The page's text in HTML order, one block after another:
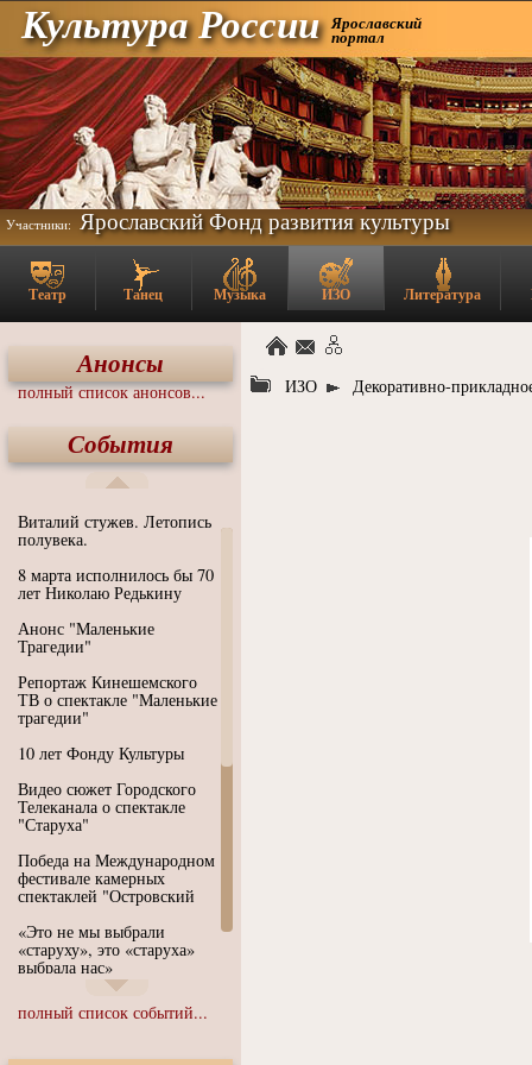
Культура России Ярославский
портал
Участники: Ярославский Фонд развития культуры
Театр Танец Музыка ИЗО Литература
Анонсы
полный список анонсов...
События
Виталий стужев. Летопись
полувека.
8 марта исполнилось бы 70
лет Николаю Редькину
Анонс "Маленькие
Трагедии"
Репортаж Кинешемского
ТВ о спектакле "Маленькие
трагедии"
10 лет Фонду Культуры
Видео сюжет Городского
Телеканала о спектакле
"Старуха"
Победа на Международном
фестивале камерных
спектаклей "Островский
«Это не мы выбрали
«старуху», это «старуха»
выбрала нас»
Иммерсивный спектакль
"Язык чистого полета
полный список событий...
ИЗО Декоративно-